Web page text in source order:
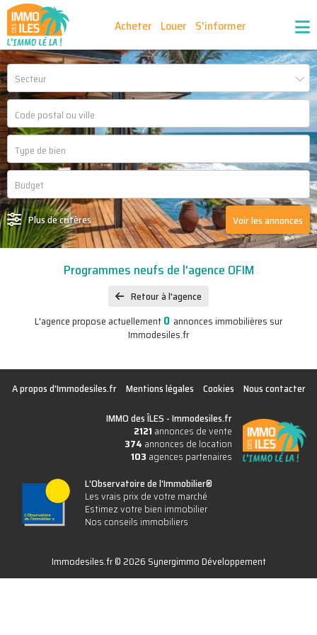
Acheter Louer S'informer
Nos outils Ma sélection d'annonces
Recrutement Partenaires
Secteur
Plus de critères Voir les annonces
Programmes neufs de l'agence OFIM
Retour à l'agence
L'agence propose actuellement0 annonces immobilières sur
Immodesiles.fr
A propos d'Immodesiles.fr Mentions légales Cookies
Nous contacter
IMMO des ÎLES -Immodesiles.fr
2121 annonces de vente
374 annonces de location
103 agences partenaires
L'Observatoire de l'Immobilier®
Les vrais prix de votre marché
Estimez votre bien immobilier
Nos conseils immobiliers
Immodesiles.fr © 2026 Synergimmo Développement